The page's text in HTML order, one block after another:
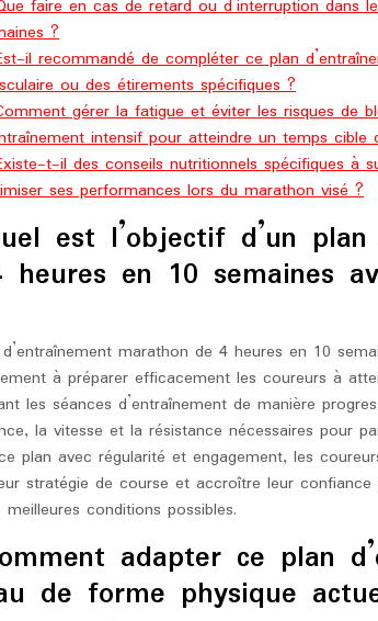
faire en cas de retard ou d’interruption dans
?
il recommandé de compléter ce plan
ou des étirements spécifiques ?
gérer la fatigue et éviter les risques de
intensif pour atteindre un temps
t-il des conseils nutritionnels spécifiques à
ses performances lors du marathon visé ?
est l’objectif d’un
heures en 10 semaines
marathon de 4 heures en 10
à préparer efficacement les coureurs à
les séances d’entraînement de manière
la vitesse et la résistance nécessaires pour
plan avec régularité et engagement, les
stratégie de course et accroître leur
meilleures conditions possibles.
adapter ce plan
de forme physique